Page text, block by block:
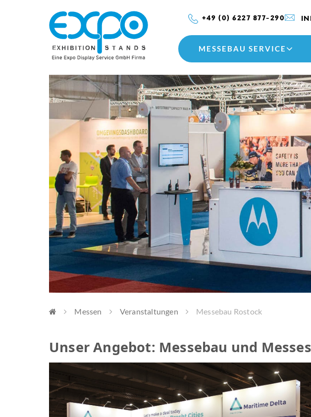
+49 (0) 6227 877-290
MESSEBAU SERVICE
Messen Veranstaltungen Messebau Rostock
Unser Angebot: Messebau und